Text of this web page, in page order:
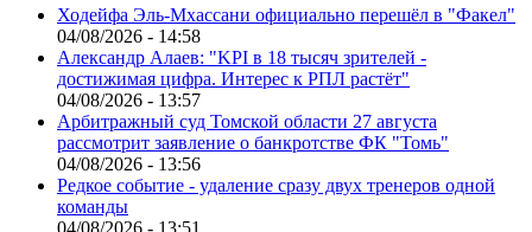
Ходейфа Эль-Мхассани официально перешёл в "Факел"
04/08/2026 - 14:58
Александр Алаев: "KPI в 18 тысяч зрителей -
достижимая цифра. Интерес к РПЛ растёт"
04/08/2026 - 13:57
Арбитражный суд Томской области 27 августа
рассмотрит заявление о банкротстве ФК "Томь"
04/08/2026 - 13:56
Редкое событие - удаление сразу двух тренеров одной
команды
04/08/2026 - 13:51